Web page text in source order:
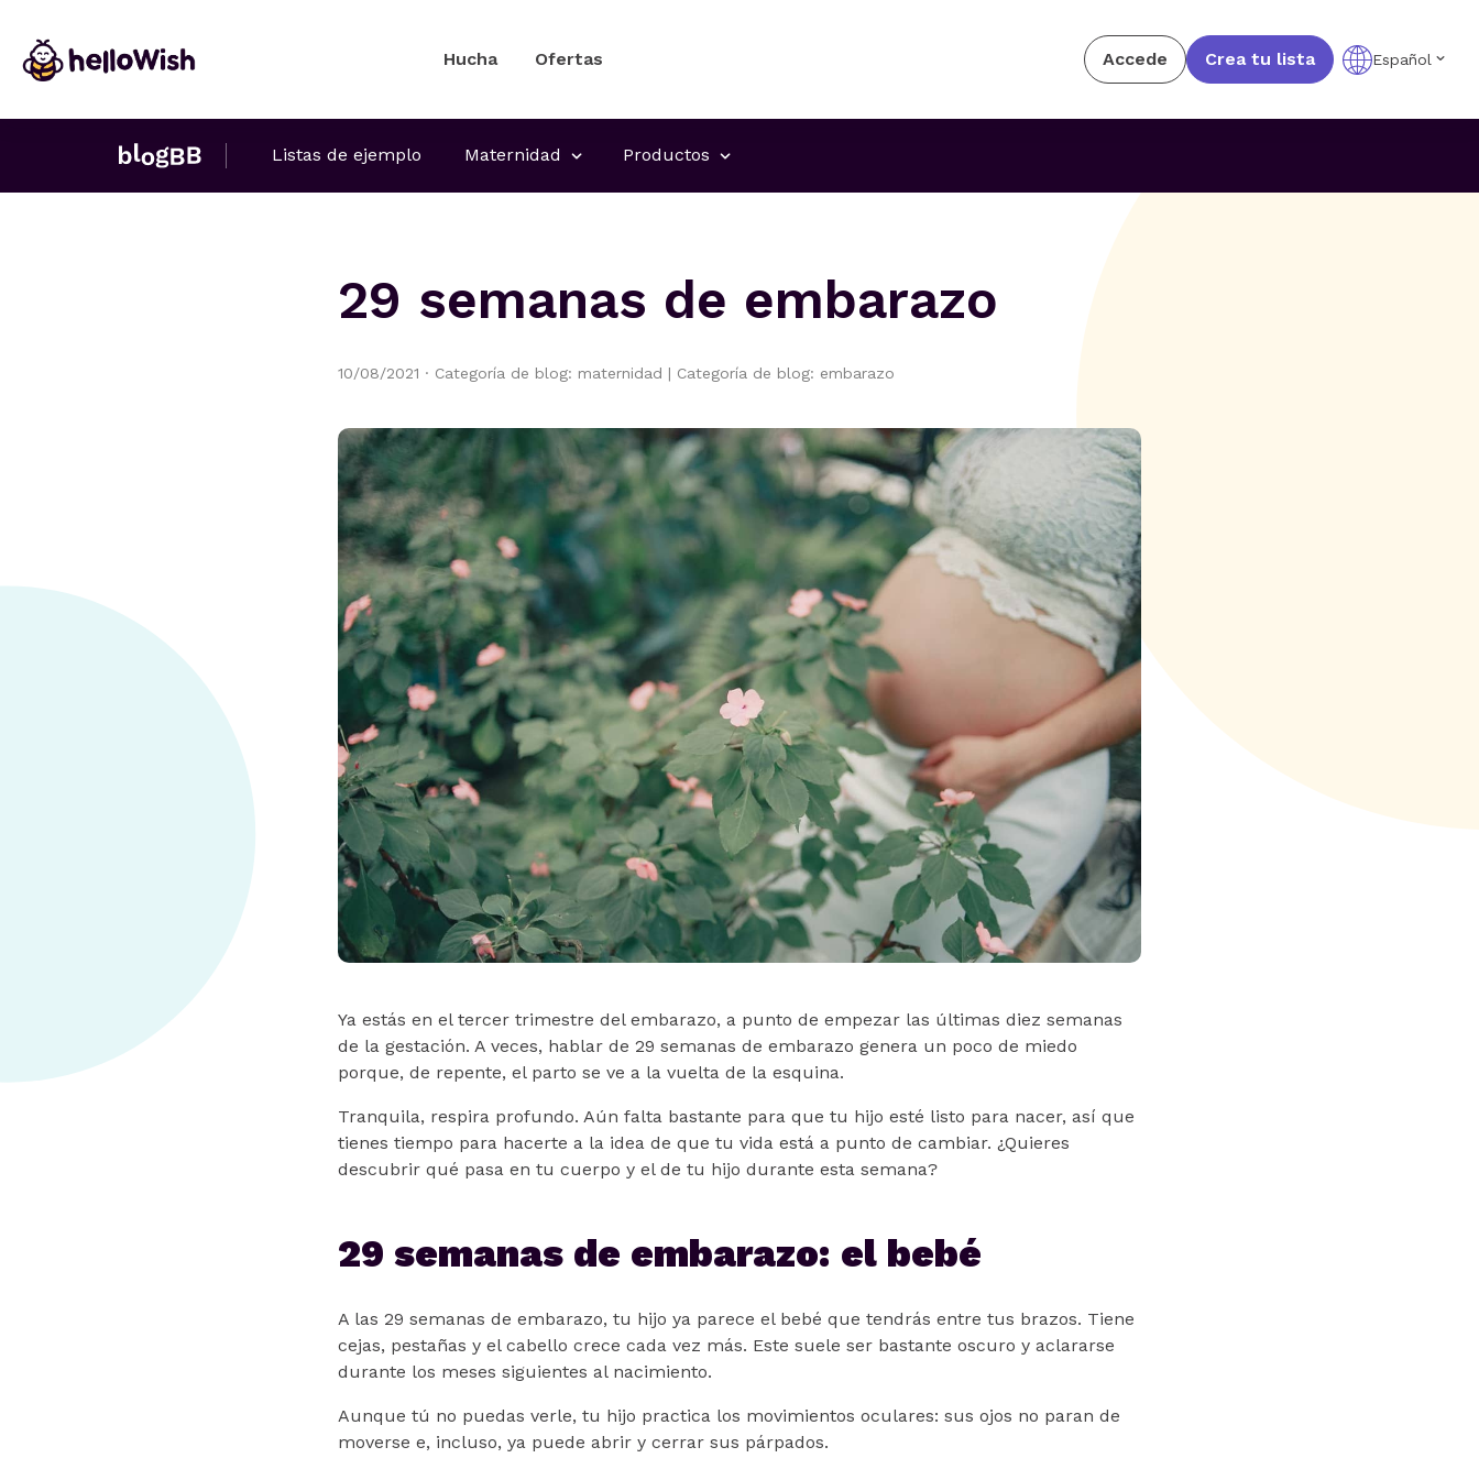
Hucha Ofertas Accede Crea tu lista Español
Listas de ejemplo Maternidad Productos
29 semanas de embarazo
10/08/2021 · Categoría de blog: maternidad | Categoría de blog: embarazo
Ya estás en el tercer trimestre del embarazo, a punto de empezar las últimas diez semanas
de la gestación. A veces, hablar de 29 semanas de embarazo genera un poco de miedo
porque, de repente, el parto se ve a la vuelta de la esquina.
Tranquila, respira profundo. Aún falta bastante para que tu hijo esté listo para nacer, así que
tienes tiempo para hacerte a la idea de que tu vida está a punto de cambiar. ¿Quieres
descubrir qué pasa en tu cuerpo y el de tu hijo durante esta semana?
29 semanas de embarazo: el bebé
A las 29 semanas de embarazo, tu hijo ya parece el bebé que tendrás entre tus brazos. Tiene
cejas, pestañas y el cabello crece cada vez más. Este suele ser bastante oscuro y aclararse
durante los meses siguientes al nacimiento.
Aunque tú no puedas verle, tu hijo practica los movimientos oculares: sus ojos no paran de
moverse e, incluso, ya puede abrir y cerrar sus párpados.